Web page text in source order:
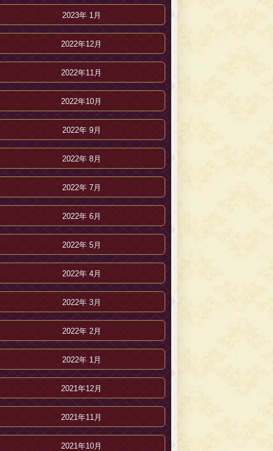
2023年 1月
2022年12月
2022年11月
2022年10月
2022年 9月
2022年 8月
2022年 7月
2022年 6月
2022年 5月
2022年 4月
2022年 3月
2022年 2月
2022年 1月
2021年12月
2021年11月
2021年10月